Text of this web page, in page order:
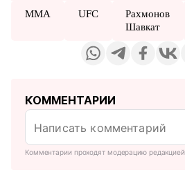
MMA UFC
Рахмонов
Шавкат
КОММЕНТАРИИ
Комментарии проходят модерацию редакцией